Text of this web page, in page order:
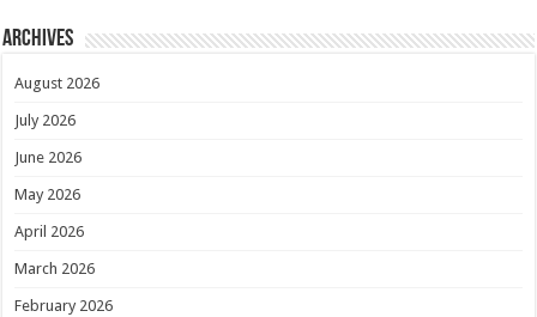
Archives
August 2026
July 2026
June 2026
May 2026
April 2026
March 2026
February 2026